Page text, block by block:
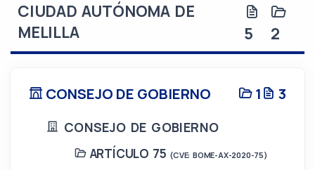
CIUDAD AUTÓNOMA DE
MELILLA
5 2
CONSEJO DE GOBIERNO 1 3
CONSEJO DE GOBIERNO
ARTÍCULO 75 (CVE: BOME-AX-2020-75)